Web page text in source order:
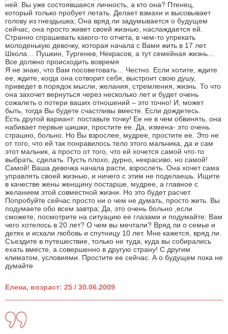
ней: Вы уже состоявшаяся личность, а кто она? Птенец,
который только пробует летать. Делает взмахи и высовывает
голову из гнездышка; Она вряд ли задумывается о будущем
сейчас, она просто живет своей жизнью, наслаждается ей.
Странно спрашивать какого-то отчета, в чем-то упрекать
молоденькую девочку, которая начала с Вами жить в 17 лет.
Школа… Пушкин, Тургенев, Некрасов, а тут семейная жизнь…
Все должно происходить вовремя
Я не знаю, что Вам посоветовать… Честно. Если хотите, ждите
ее, ждите, когда она сотворит себя, выстроит свою душу,
приведет в порядок мысли, желания, стремления, жизнь. То что
она захочет вернуться через несколько лет и будет очень
сожалеть о потери ваших отношений – это точно! И, может
быть, тогда Вы будете счастливы вместе. Если дождетесь.
Есть другой вариант: поставьте точку! Ее не в чем обвинять, она
набивает первые шишки, простите ее. Да, измена- это очень
страшно, больно. Но Вы взрослее, мудрее, простите ее. Это не
от того, что ей так понравилось тело этого мальчика, да и сам
этот мальчик, а просто от того, что ей хочется самой что-то
выбрать, сделать. Пусть плохо, дурно, некрасиво, но самой!
Самой! Ваша девочка начала расти, взрослеть. Она хочет сама
управлять своей жизнью, и ничего с этим не поделаешь. Ищите
в качестве жены женщину постарше, мудрее, а главное с
желанием этой совместной жизни. Но это будет расчет.
Попробуйте сейчас просто ни о чем не думать, просто жить. Вы
подумаете обо всем завтра; Да, это очень больно ,если
сможете, посмотрите на ситуацию ее глазами и подумайте: Вам
чего хотелось в 20 лет? О чем вы мечтали? Вряд ли о семье и
детях и искали любовь и спутницу 10 лет. Мне кажется, вряд ли.
Съездите в путешествие, только не туда, куда вы собирались
ехать вместе, а совершенно в другую страну! С другим
климатом, условиями. Простите ее сейчас. А о будущем пока не
думайте
Елена, возраст: 25 / 30.06.2009